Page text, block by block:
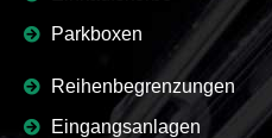
Parkboxen
Reihenbegrenzungen
Eingangsanlagen